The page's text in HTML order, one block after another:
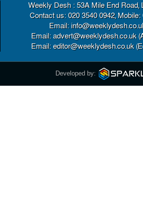
Weekly Desh : 53A Mile End Road,
Contact us: 020 3540 0942, Mobile:
Email:
Email: advert@weeklydesh.co.uk
Email: editor@weeklydesh.co.uk
Developed by: